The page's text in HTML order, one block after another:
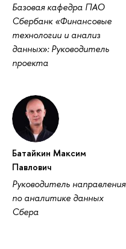
Базовая кафедра ПАО
Сбербанк «Финансовые
технологии и анализ
данных»: Руководитель
проекта
Батайкин Максим
Павлович
Руководитель направления
по аналитике данных
Сбера